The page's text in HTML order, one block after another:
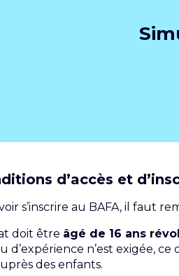
d’accès et
s’inscrire au BAFA, il faut
doit être âgé de 16 ans
d’expérience n’est exigée,
des enfants.